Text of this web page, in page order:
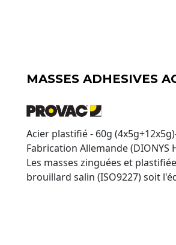
MASSES ADHESIVES
Acier plastifié - 60g
Fabrication Allemande (DIONYS
Les masses zinguées et
brouillard salin (ISO9227) soit